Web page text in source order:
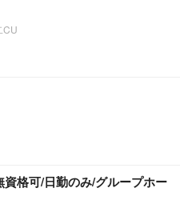
CU
資格可/日勤のみ/グループホー